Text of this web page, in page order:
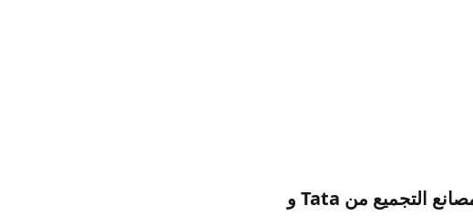
يتوسع إنتاج iPhone في الهند مع اثنين من مصانع التجميع من Tata و